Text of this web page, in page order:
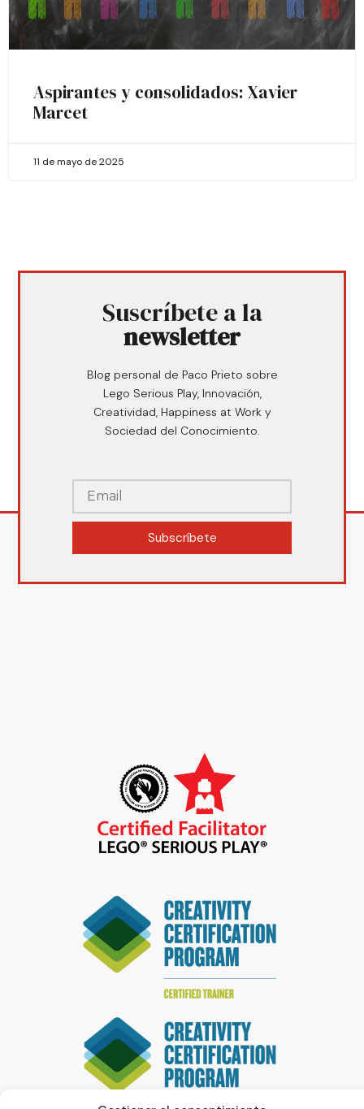
Aspirantes y consolidados: Xavier
Marcet
11 de mayo de 2025
Suscríbete a la
newsletter
Blog personal de Paco Prieto sobre
Lego Serious Play, Innovación,
Creatividad, Happiness at Work y
Sociedad del Conocimiento.
Subscríbete